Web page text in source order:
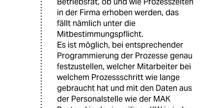
in der Firma erhoben werden, das
fällt nämlich unter die
Mitbestimmungspflicht.
Es ist möglich, bei entsprechender
Programmierung der Prozesse genau
festzustellen, welcher Mitarbeiter bei
welchem Prozessschritt wie lange
gebraucht hat und mit den Daten aus
der Personalstelle wie der MAK